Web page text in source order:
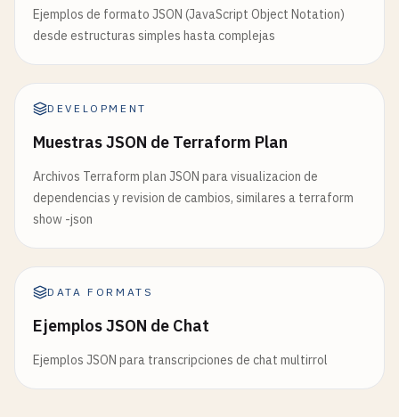
Ejemplos de formato JSON (JavaScript Object Notation)
desde estructuras simples hasta complejas
DEVELOPMENT
Muestras JSON de Terraform Plan
Archivos Terraform plan JSON para visualizacion de
dependencias y revision de cambios, similares a terraform
show -json
DATA FORMATS
Ejemplos JSON de Chat
Ejemplos JSON para transcripciones de chat multirrol